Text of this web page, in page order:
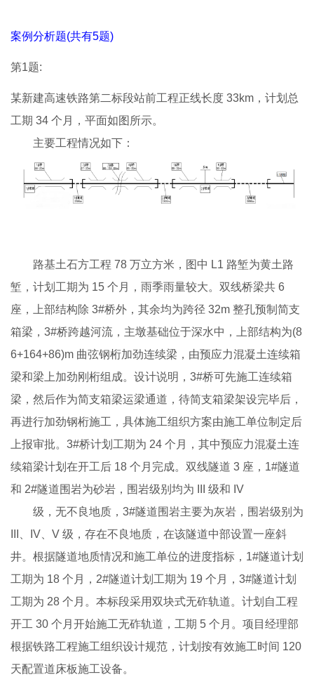
案例分析题(共有5题)
第1题:
某新建高速铁路第二标段站前工程正线长度 33km，计划总
工期 34 个月，平面如图所示。
主要工程情况如下：
路基土石方工程 78 万立方米，图中 L1 路堑为黄土路
堑，计划工期为 15 个月，雨季雨量较大。双线桥梁共 6
座，上部结构除 3#桥外，其余均为跨径 32m 整孔预制简支
箱梁，3#桥跨越河流，主墩基础位于深水中，上部结构为(8
6+164+86)m 曲弦钢桁加劲连续梁，由预应力混凝土连续箱
梁和梁上加劲刚桁组成。设计说明，3#桥可先施工连续箱
梁，然后作为简支箱梁运梁通道，待简支箱梁架设完毕后，
再进行加劲钢桁施工，具体施工组织方案由施工单位制定后
上报审批。3#桥计划工期为 24 个月，其中预应力混凝土连
续箱梁计划在开工后 18 个月完成。双线隧道 3 座，1#隧道
和 2#隧道围岩为砂岩，围岩级别均为 III 级和 IV
级，无不良地质，3#隧道围岩主要为灰岩，围岩级别为
III、IV、V 级，存在不良地质，在该隧道中部设置一座斜
井。根据隧道地质情况和施工单位的进度指标，1#隧道计划
工期为 18 个月，2#隧道计划工期为 19 个月，3#隧道计划
工期为 28 个月。本标段采用双块式无砟轨道。计划自工程
开工 30 个月开始施工无砟轨道，工期 5 个月。项目经理部
根据铁路工程施工组织设计规范，计划按有效施工时间 120
天配置道床板施工设备。